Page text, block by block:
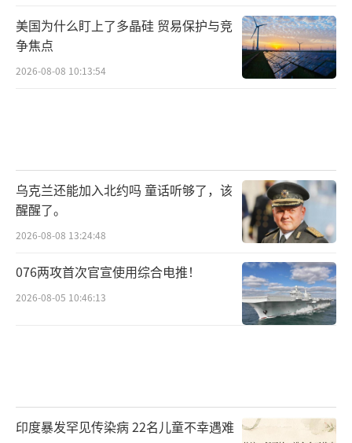
美国为什么盯上了多晶硅 贸易保护与竞
争焦点
2026-08-08 10:13:54
乌克兰还能加入北约吗 童话听够了，该
醒醒了。
2026-08-08 13:24:48
076两攻首次官宣使用综合电推！
2026-08-05 10:46:13
印度暴发罕见传染病 22名儿童不幸遇难